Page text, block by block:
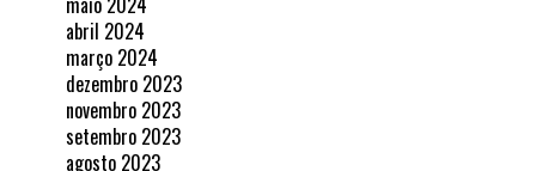
abril 2024
março 2024
dezembro 2023
novembro 2023
setembro 2023
agosto 2023